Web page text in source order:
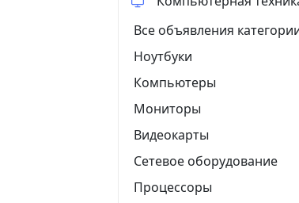
Все объявления
Ноутбуки
Компьютеры
Мониторы
Видеокарты
Сетевое оборудование
Процессоры